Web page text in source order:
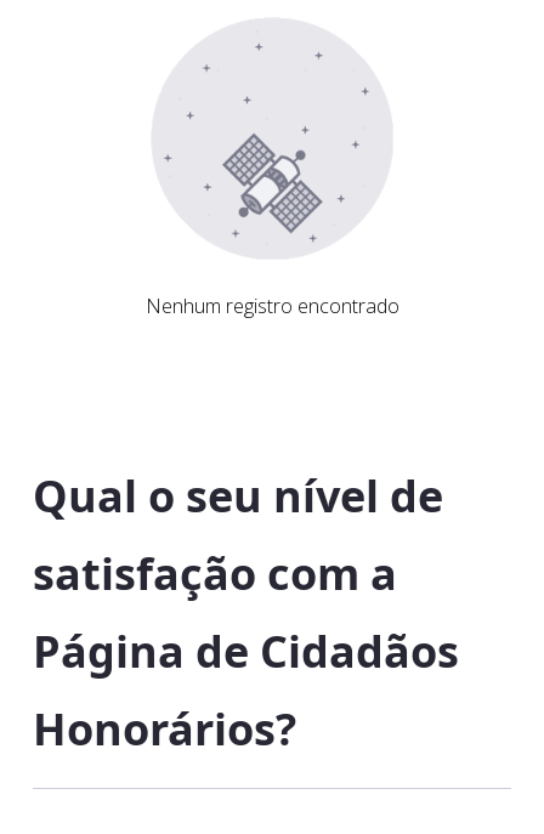
Nenhum registro encontrado